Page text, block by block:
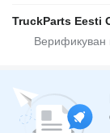
TruckParts Eesti